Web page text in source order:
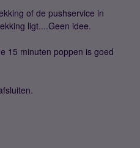
of de pushservice in
ligt....Geen idee.
15 minuten poppen is goed